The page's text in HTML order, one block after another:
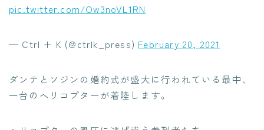
pic.twitter.com/Ow3noVL1RN
— Ctrl + K (@ctrlk_press) February 20, 2021
ダンテとソジンの婚約式が盛大に行われている最中、
一台のヘリコプターが着陸します。